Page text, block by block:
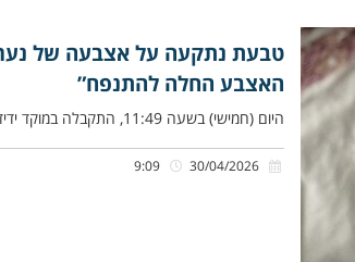
טבעת נתקעה על אצבעה של
האצבע החלה להתנפח”
היום (חמישי) בשעה 11:49, התקבלה במוקד ידידים קריאה אודות טבעת שנתקעה על אצבעה של נערה ללא יכולת שחרור, ברחוב רוטשילד